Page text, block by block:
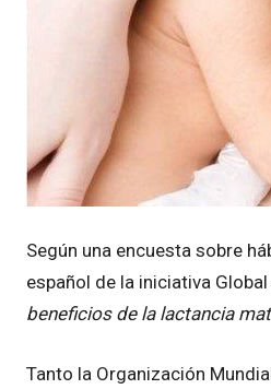
Según una encuesta sobre
español de la iniciativa
beneficios de la lactancia
Tanto la Organización